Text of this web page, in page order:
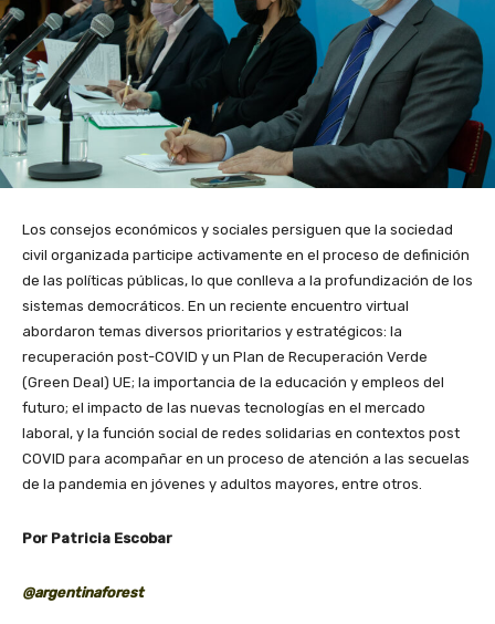
Los consejos económicos y sociales persiguen que la sociedad
civil organizada participe activamente en el proceso de definición
de las políticas públicas, lo que conlleva a la profundización de los
sistemas democráticos. En un reciente encuentro virtual
abordaron temas diversos prioritarios y estratégicos: la
recuperación post-COVID y un Plan de Recuperación Verde
(Green Deal) UE; la importancia de la educación y empleos del
futuro; el impacto de las nuevas tecnologías en el mercado
laboral, y la función social de redes solidarias en contextos post
COVID para acompañar en un proceso de atención a las secuelas
de la pandemia en jóvenes y adultos mayores, entre otros.
Por Patricia Escobar
@argentinaforest